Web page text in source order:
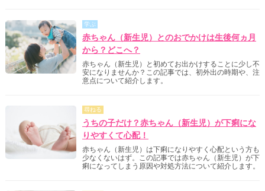
学ぶ
赤ちゃん（新生児）とのおでかけは生後何ヵ月
から？どこへ？
赤ちゃん（新生児）と初めてお出かけすることに少し不
安になりませんか？この記事では、初外出の時期や、注
意点について紹介します。
尋ねる
うちの子だけ？赤ちゃん（新生児）が下痢にな
りやすくて心配！
赤ちゃん（新生児）は下痢になりやすく心配という方も
少なくないはず。この記事では赤ちゃん（新生児）が下
痢になってしまう原因や対処方法について紹介します。